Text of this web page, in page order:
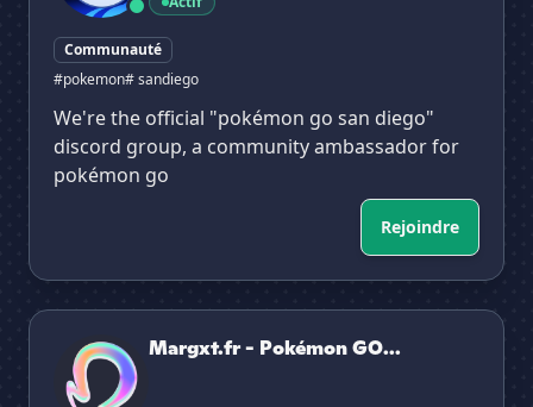
Communauté
#pokemon# sandiego
We're the official "pokémon go san diego"
discord group, a community ambassador for
pokémon go
Rejoindre
Margxt.fr - Pokémon GO et Pokémon JCC
Margxt.fr - Pokémon GO...